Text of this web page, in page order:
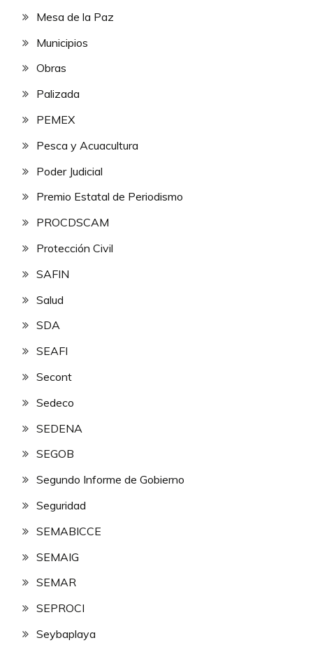
Mesa de la Paz
Municipios
Obras
Palizada
PEMEX
Pesca y Acuacultura
Poder Judicial
Premio Estatal de Periodismo
PROCDSCAM
Protección Civil
SAFIN
Salud
SDA
SEAFI
Secont
Sedeco
SEDENA
SEGOB
Segundo Informe de Gobierno
Seguridad
SEMABICCE
SEMAIG
SEMAR
SEPROCI
Seybaplaya